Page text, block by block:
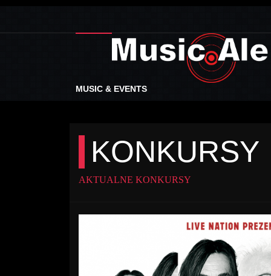
MUSIC & EVENTS
KONKURSY
AKTUALNE KONKURSY